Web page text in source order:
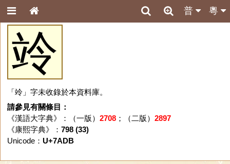
粵
普
竛
「竛」字未收錄於本資料庫。
請參見有關條目：
《漢語大字典》：（一版） 2708；（二版） 2897
《康熙字典》： 798 (33)
Unicode： U+7ADB